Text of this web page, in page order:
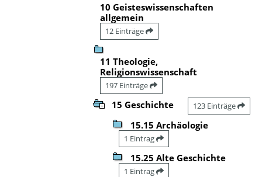
10 Geisteswissenschaften
allgemein
12 Einträge
11 Theologie,
Religionswissenschaft
197 Einträge
15 Geschichte 123 Einträge
15.15 Archäologie
1 Eintrag
15.25 Alte Geschichte
1 Eintrag